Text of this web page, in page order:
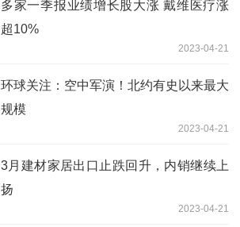
多家一季报业绩增长股大涨 戴维医疗涨
超10%
2023-04-21
环球关注：空中军演！北约有史以来最大
规模
2023-04-21
3月建材家居出口止跌回升，内销继续上
扬
2023-04-21